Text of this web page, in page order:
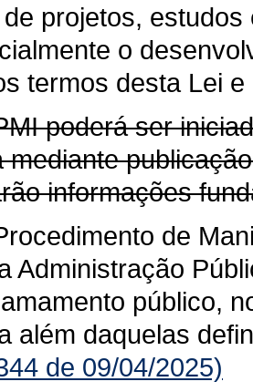
projetos,
o
termos desta Lei
poderá ser
mediante
informações
de
Administração
público,
além daquelas
de 09/04/2025)